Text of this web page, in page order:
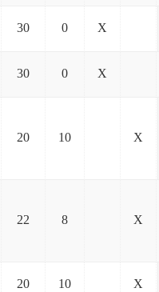
30 0 X
30 0 X
20 10 X
22 8 X
20 10 X